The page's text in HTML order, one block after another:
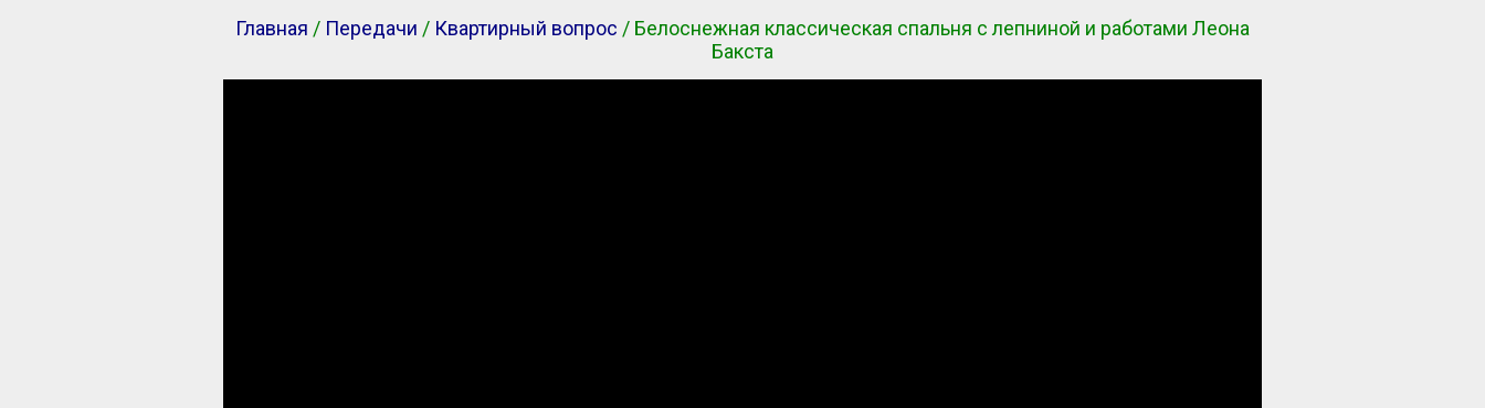
Главная / Передачи / Квартирный вопрос / Белоснежная классическая спальня с лепниной и работами Леона
Бакста